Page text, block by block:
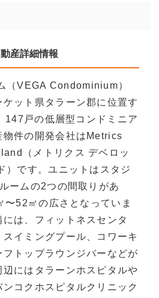
産詳細情報
（VEGA Condominium）
ット県タラーン郡に位置す
147戸の低層型コンドミニア
物件の開発会社はMetrics
（メトリクス デベロッ
）です。ユニットはスタジ
ームの2つの間取りがあ
〜52㎡の広さとなっていま
は、フィットネスセンタ
イミングプール、コワーキ
トップラウンジバーなどが
にはタラーンホスピタルや
コクホスピタルクリニック